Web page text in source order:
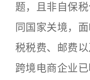
题，且非自保
同国家关境，
税税费、邮费
跨境电商企业